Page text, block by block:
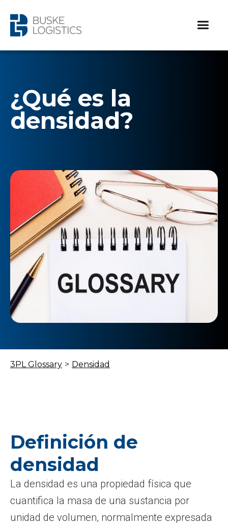
¿Qué es la
densidad?
3PL Glossary > Densidad
Definición de
densidad
La densidad es una propiedad física que
cuantifica la masa de una sustancia por
unidad de volumen, normalmente expresada